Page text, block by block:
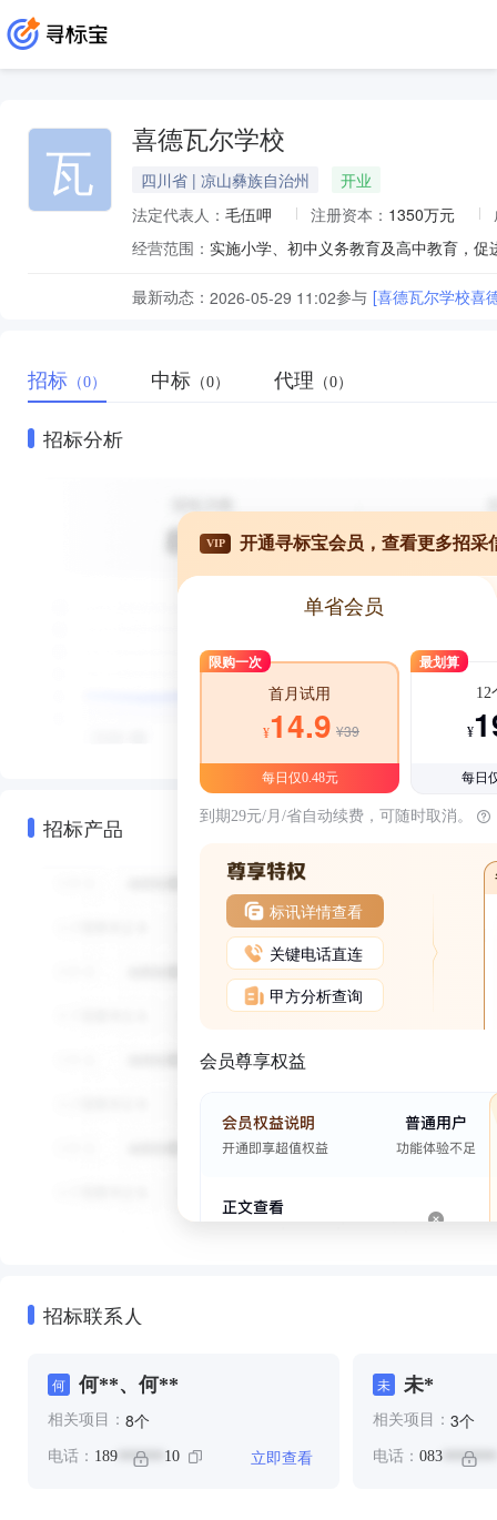
瓦 喜德瓦尔学校
四川省 | 凉山彝族自治州
开业
法定代表人： 毛伍呷 注册资本： 1350万元
经营范围： 实施小学、初中义务教育及高中教育，
最新动态： 2026-05-29 11:02参与 [喜德瓦尔学校喜
招标 （0） 中标 （0） 代理 （0）
招标分析
招标产品
VIP 开通寻标宝会员，查看更多招采
单省会员
限购一次
首月试用
¥14.9 ¥39
每日仅0.48元
最划算
12
¥
每日
到期29元/月/省自动续费，可随时取消。
标讯详情查看
关键电话直连
甲方分析查询
会员尊享权益
招标联系人
何 何**、何**
相关项目： 8个
电话： 189 ****** 10 立即查看
未 未*
相关项目： 3个
电话： 083*******